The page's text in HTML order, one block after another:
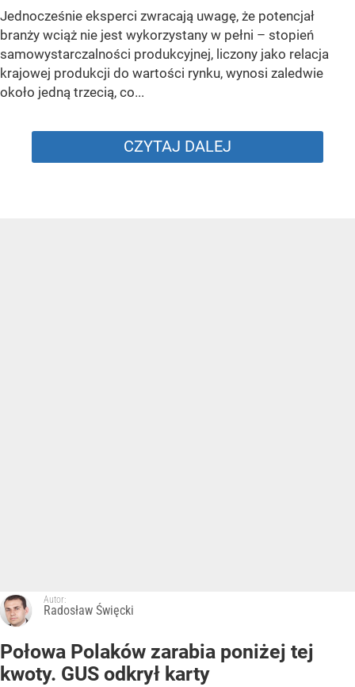
Jednocześnie eksperci zwracają uwagę, że potencjał
branży wciąż nie jest wykorzystany w pełni – stopień
samowystarczalności produkcyjnej, liczony jako relacja
krajowej produkcji do wartości rynku, wynosi zaledwie
około jedną trzecią, co...
CZYTAJ DALEJ
Autor:
Radosław Święcki
Połowa Polaków zarabia poniżej tej
kwoty. GUS odkrył karty